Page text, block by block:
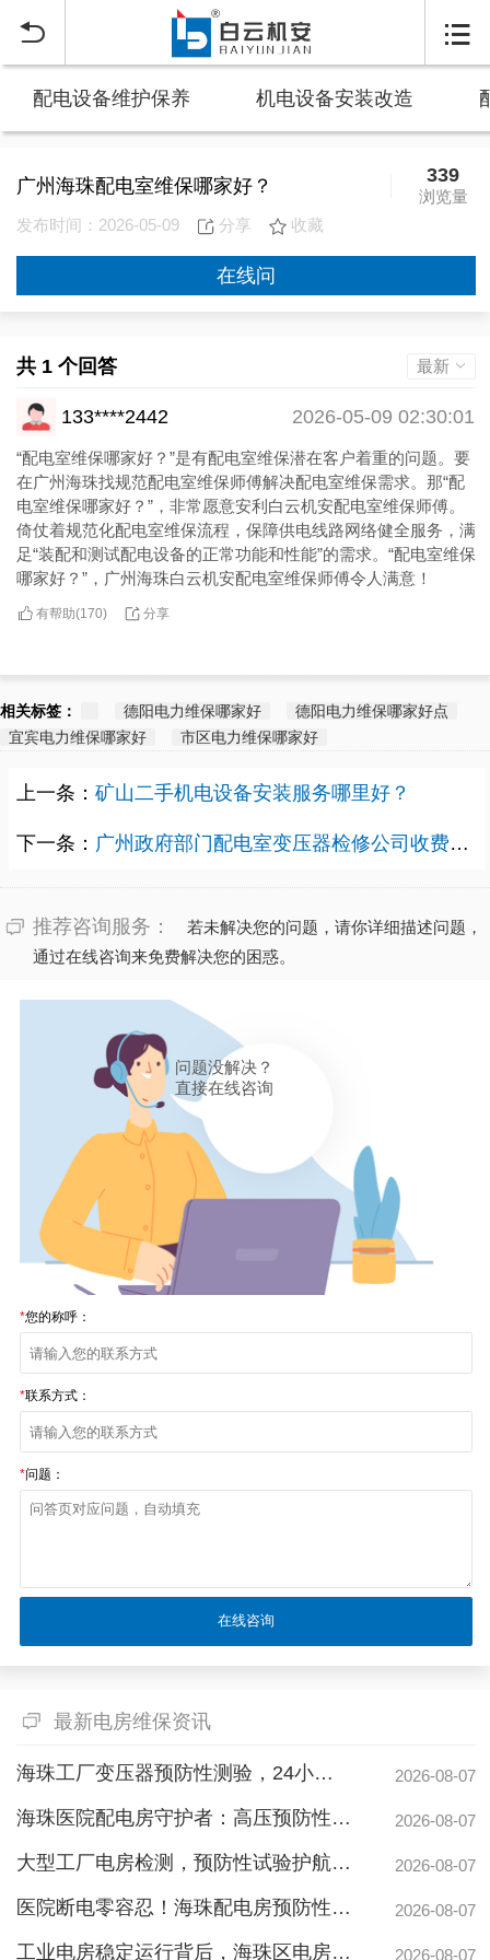
 
配电设备维护保养 机电设备安装改造
广州海珠配电室维保哪家好？ 339
浏览量
发布时间：2026-05-09
分享 收藏
在线问
共 1 个回答 最新
133****2442 2026-05-09 02:30:01
“配电室维保哪家好？”是有配电室维保潜在客户着重的问题。要
在广州海珠找规范配电室维保师傅解决配电室维保需求。那“配
电室维保哪家好？”，非常愿意安利白云机安配电室维保师傅。
倚仗着规范化配电室维保流程，保障供电线路网络健全服务，满
足“装配和测试配电设备的正常功能和性能”的需求。“配电室维保
哪家好？”，广州海珠白云机安配电室维保师傅令人满意！
有帮助(170) 分享
相关标签： 德阳电力维保哪家好
德阳电力维保哪家好点
宜宾电力维保哪家好
市区电力维保哪家好
上一条： 矿山二手机电设备安装服务哪里好？
下一条： 广州政府部门配电室变压器检修公司收费标准多少？
推荐咨询服务：
若未解决您的问题，请你详细描述问题，
通过在线咨询来免费解决您的困惑。
问题没解决？
直接在线咨询
*您的称呼：
*联系方式：
*问题：
最新电房维保资讯
海珠工厂变压器预防性测验，24小时生产不断电的守护神 2026-08-07
海珠医院配电房守护者：高压预防性试验如何规避呼吸机停摆风险 2026-08-07
大型工厂电房检测，预防性试验护航24h连续生产 2026-08-07
医院断电零容忍！海珠配电房预防性检测如何守住生命线？ 2026-08-07
工业电房稳定运行背后，海珠区电房维护公司如何守护写字楼与工厂用电安全 2026-08-07
白云配电房要求检修服务，支持配电房稳定